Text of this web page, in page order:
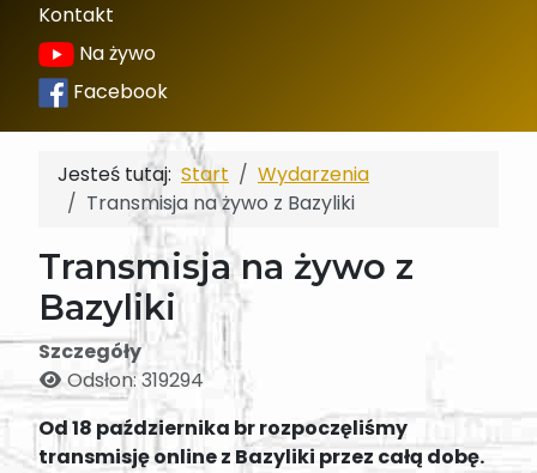
Kontakt
Na żywo
Facebook
Jesteś tutaj: Start
Wydarzenia
Transmisja na żywo z Bazyliki
Transmisja na żywo z
Bazyliki
Szczegóły
Odsłon: 319294
Od 18 października br rozpoczęliśmy
transmisję online z Bazyliki przez całą dobę.